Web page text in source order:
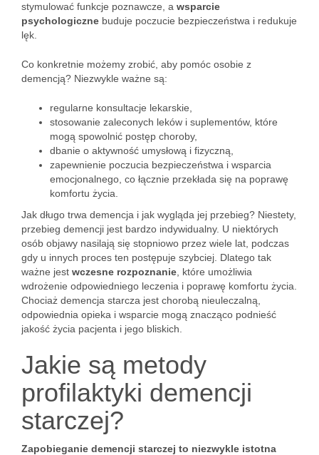
stymulować funkcje poznawcze, a wsparcie
psychologiczne buduje poczucie bezpieczeństwa i redukuje
lęk.
Co konkretnie możemy zrobić, aby pomóc osobie z
demencją? Niezwykle ważne są:
regularne konsultacje lekarskie,
stosowanie zaleconych leków i suplementów, które
mogą spowolnić postęp choroby,
dbanie o aktywność umysłową i fizyczną,
zapewnienie poczucia bezpieczeństwa i wsparcia
emocjonalnego, co łącznie przekłada się na poprawę
komfortu życia.
Jak długo trwa demencja i jak wygląda jej przebieg? Niestety,
przebieg demencji jest bardzo indywidualny. U niektórych
osób objawy nasilają się stopniowo przez wiele lat, podczas
gdy u innych proces ten postępuje szybciej. Dlatego tak
ważne jest wczesne rozpoznanie , które umożliwia
wdrożenie odpowiedniego leczenia i poprawę komfortu życia.
Chociaż demencja starcza jest chorobą nieuleczalną,
odpowiednia opieka i wsparcie mogą znacząco podnieść
jakość życia pacjenta i jego bliskich.
Jakie są metody
profilaktyki demencji
starczej?
Zapobieganie demencji starczej to niezwykle istotna